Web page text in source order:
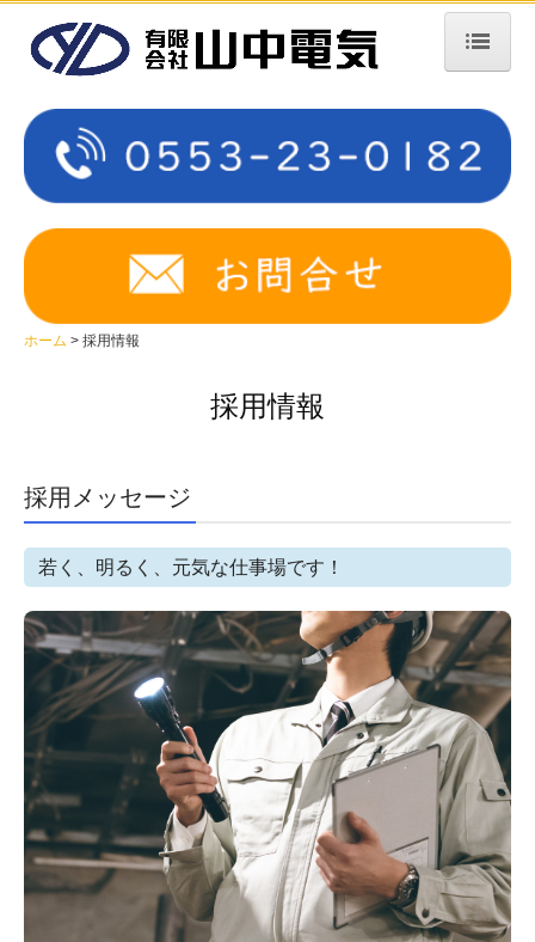
会社案内
サービス案内
募集要項 電気工事士
ホーム 採用情報
採用情報
採用メッセージ
若く、明るく、元気な仕事場です！